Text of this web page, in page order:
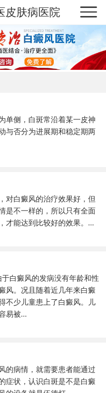
皮肤病医院
单侧，白斑常沿着某一皮神
与否分为进展期和稳定期两
对白癜风的治疗效果好，但
是不一样的，所以只有全面
才能达到比较好的效果。...
白癜风的发病没有年龄和性
风。况且随着近几年来白癜
不少儿童患上了白癜风。儿
易被...
的病情，就需要患者能通过
症状，认识白斑是不是白癜